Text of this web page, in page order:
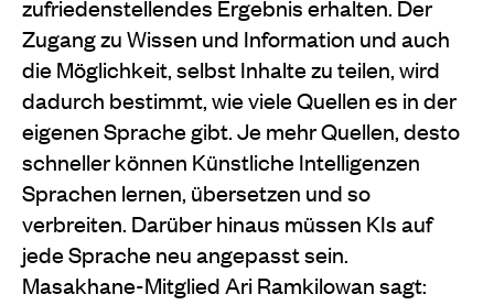
zufriedenstellendes Ergebnis erhalten. Der
Zugang zu Wissen und Information und auch
die Möglichkeit, selbst Inhalte zu teilen, wird
dadurch bestimmt, wie viele Quellen es in der
eigenen Sprache gibt. Je mehr Quellen, desto
schneller können Künstliche Intelligenzen
Sprachen lernen, übersetzen und so
verbreiten. Darüber hinaus müssen KIs auf
jede Sprache neu angepasst sein.
Masakhane-Mitglied Ari Ramkilowan sagt: